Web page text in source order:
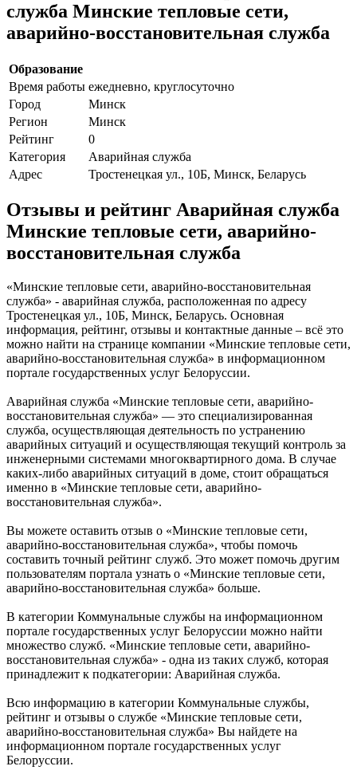
служба Минские тепловые сети,
аварийно-восстановительная служба
Образование
Время работы ежедневно, круглосуточно
Город
Минск
Регион
Минск
Рейтинг
0
Категория
Аварийная служба
Адрес
Тростенецкая ул., 10Б, Минск, Беларусь
Отзывы и рейтинг Аварийная служба
Минские тепловые сети, аварийно-
восстановительная служба
«Минские тепловые сети, аварийно-восстановительная
служба» - аварийная служба, расположенная по адресу
Тростенецкая ул., 10Б, Минск, Беларусь. Основная
информация, рейтинг, отзывы и контактные данные – всё это
можно найти на странице компании «Минские тепловые сети,
аварийно-восстановительная служба» в информационном
портале государственных услуг Белоруссии.
Аварийная служба «Минские тепловые сети, аварийно-
восстановительная служба» — это специализированная
служба, осуществляющая деятельность по устранению
аварийных ситуаций и осуществляющая текущий контроль за
инженерными системами многоквартирного дома. В случае
каких-либо аварийных ситуаций в доме, стоит обращаться
именно в «Минские тепловые сети, аварийно-
восстановительная служба».
Вы можете оставить отзыв о «Минские тепловые сети,
аварийно-восстановительная служба», чтобы помочь
составить точный рейтинг служб. Это может помочь другим
пользователям портала узнать о «Минские тепловые сети,
аварийно-восстановительная служба» больше.
В категории Коммунальные службы на информационном
портале государственных услуг Белоруссии можно найти
множество служб. «Минские тепловые сети, аварийно-
восстановительная служба» - одна из таких служб, которая
принадлежит к подкатегории: Аварийная служба.
Всю информацию в категории Коммунальные службы,
рейтинг и отзывы о службе «Минские тепловые сети,
аварийно-восстановительная служба» Вы найдете на
информационном портале государственных услуг
Белоруссии.